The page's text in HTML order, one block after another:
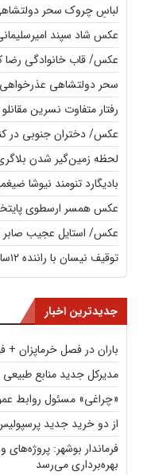
لباسِ چروک سحر
عکس شاد سپند
عکس/ قاب خانوادگی رضا
سحر دولتشاهی
رفتار متفاوت نسرین
عکس/ دختران جنوبی در
لحظه زمین‌گیر شدن
بادیگارد تنومند نیوشا
عکس همسر ارسطوی
عکس/ استایل عجیب صابر
توقیف نیسان با راننده ۱۲ساله در قزوین+عکس
جدیدترین اخبار
باران در فصل خرماپزان +
مدیرکل جدید منابع
«چراغی» مسئول روابط
از دو خرید جدید
فرماندار بوشهر:
بهره‌برداری می‌رسد